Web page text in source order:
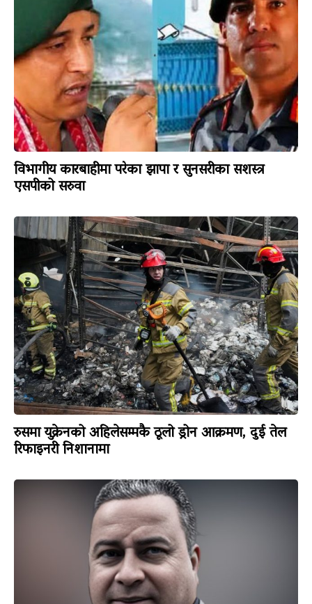
विभागीय कारबाहीमा परेका झापा र सुनसरीका सशस्त्र
एसपीको सरुवा
रुसमा युक्रेनको अहिलेसम्मकै ठूलो ड्रोन आक्रमण, दुई तेल
रिफाइनरी निशानामा